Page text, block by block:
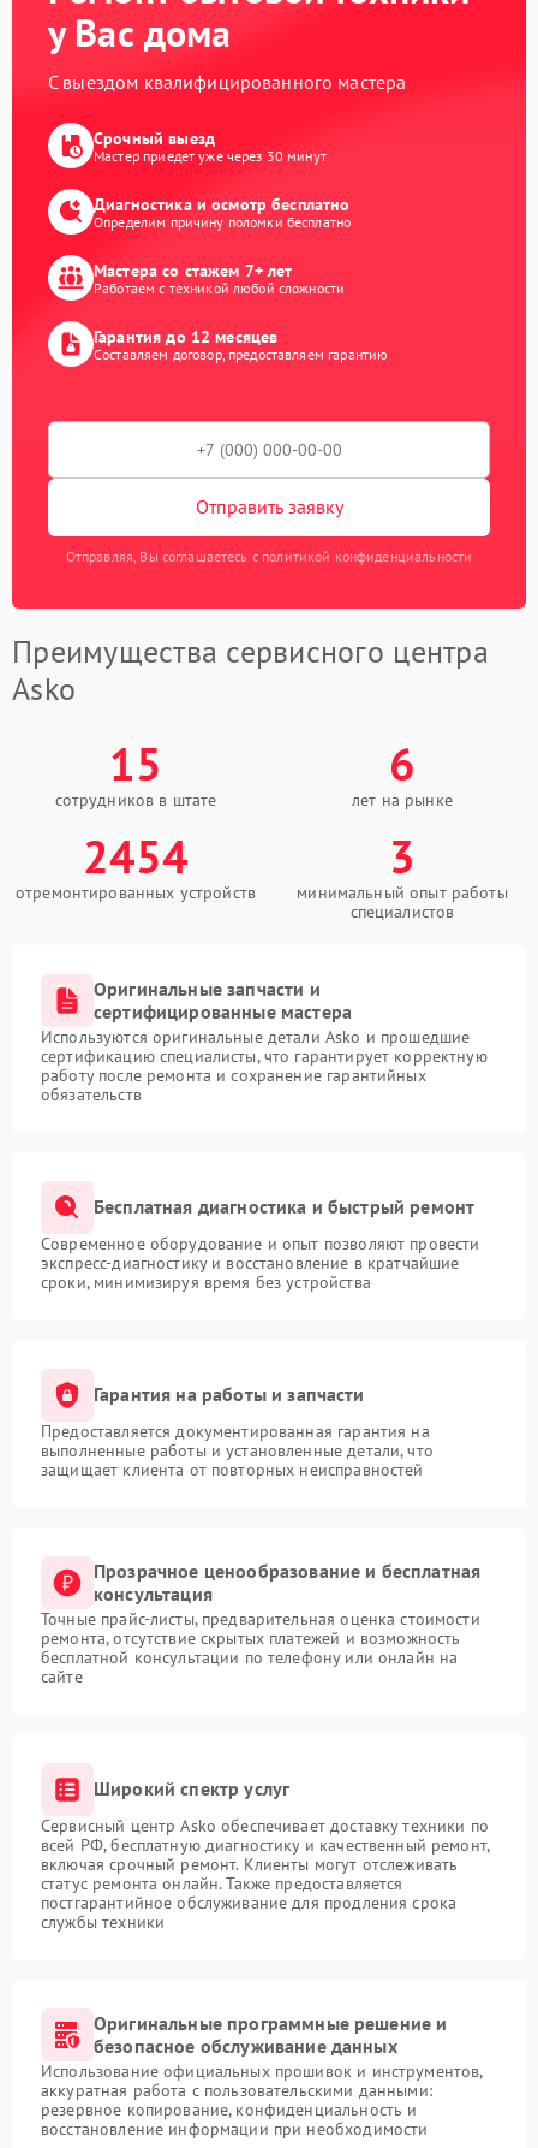
у Вас дома
С выездом квалифицированного мастера
Срочный выезд
Мастер приедет уже через 30 минут
Диагностика и осмотр бесплатно
Определим причину поломки бесплатно
Мастера со стажем 7+ лет
Работаем с техникой любой сложности
Гарантия до 12 месяцев
Составляем договор, предоставляем гарантию
Отправить заявку
Отправляя, Вы соглашаетесь с политикой конфиденциальности
Преимущества сервисного центра
Asko
15
сотрудников в штате
6
лет на рынке
2454
отремонтированных устройств
3
минимальный опыт работы
специалистов
Оригинальные запчасти и
сертифицированные мастера
Используются оригинальные детали Asko и прошедшие
сертификацию специалисты, что гарантирует корректную
работу после ремонта и сохранение гарантийных
обязательств
Бесплатная диагностика и быстрый ремонт
Современное оборудование и опыт позволяют провести
экспресс-диагностику и восстановление в кратчайшие
сроки, минимизируя время без устройства
Гарантия на работы и запчасти
Предоставляется документированная гарантия на
выполненные работы и установленные детали, что
защищает клиента от повторных неисправностей
Прозрачное ценообразование и бесплатная
консультация
Точные прайс-листы, предварительная оценка стоимости
ремонта, отсутствие скрытых платежей и возможность
бесплатной консультации по телефону или онлайн на
сайте
Широкий спектр услуг
Сервисный центр Asko обеспечивает доставку техники по
всей РФ, бесплатную диагностику и качественный ремонт,
включая срочный ремонт. Клиенты могут отслеживать
статус ремонта онлайн. Также предоставляется
постгарантийное обслуживание для продления срока
службы техники
Оригинальные программные решение и
безопасное обслуживание данных
Использование официальных прошивок и инструментов,
аккуратная работа с пользовательскими данными:
резервное копирование, конфиденциальность и
восстановление информации при необходимости